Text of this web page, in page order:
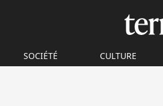
SOCIÉTÉ CULTURE